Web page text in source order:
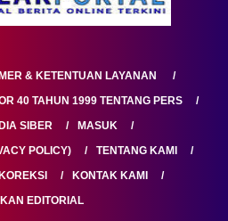
& KETENTUAN LAYANAN
40 TAHUN 1999 TENTANG PERS
SIBER
MASUK
POLICY)
TENTANG KAMI
KONTAK KAMI
EDITORIAL